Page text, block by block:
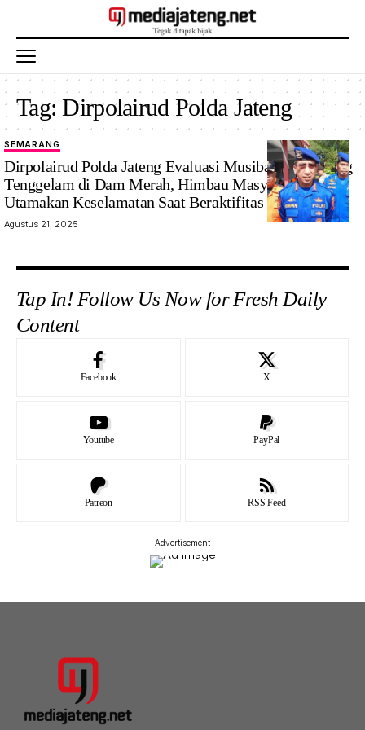
Tag:Dirpolairud Polda Jateng
SEMARANG
Dirpolairud Polda Jateng Evaluasi Musibah Pemancing
Tenggelam di Dam Merah, Himbau Masyarakat
Utamakan Keselamatan Saat Beraktifitas di Laut
Agustus 21, 2025
Tap In! Follow Us Now for Fresh Daily
Content
Facebook X
Youtube PayPal
Patreon RSS Feed
- Advertisement -